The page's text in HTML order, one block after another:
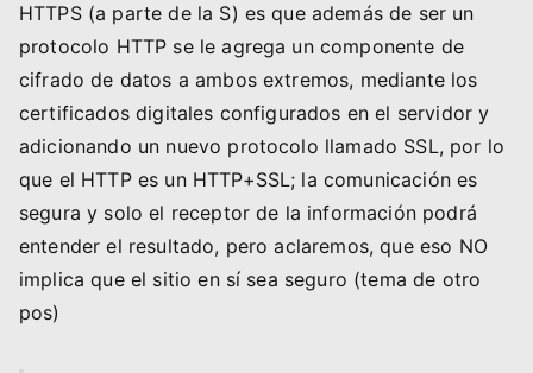
HTTPS (a parte de la S) es que además de ser un
protocolo HTTP se le agrega un componente de
cifrado de datos a ambos extremos, mediante los
certificados digitales configurados en el servidor y
adicionando un nuevo protocolo llamado SSL, por lo
que el HTTP es un HTTP+SSL; la comunicación es
segura y solo el receptor de la información podrá
entender el resultado, pero aclaremos, que eso NO
implica que el sitio en sí sea seguro (tema de otro
pos)